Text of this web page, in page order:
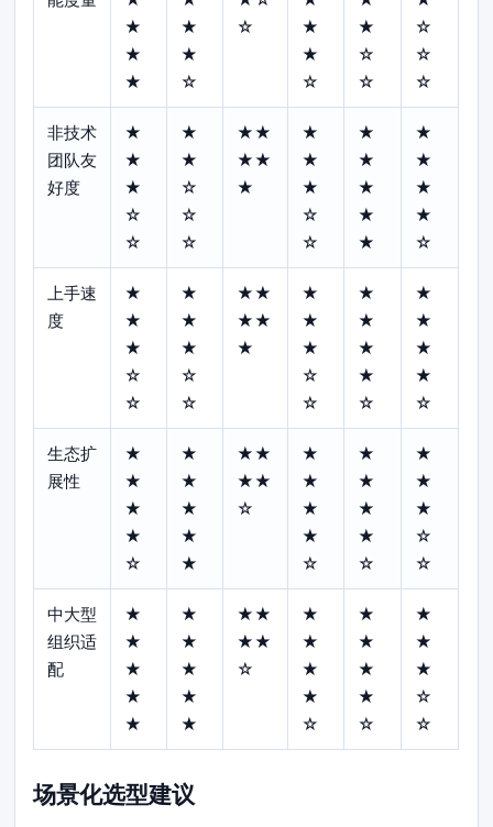
★
★
★
★
★
☆
☆
★
★
☆
★
☆
☆
☆
☆
☆
非技术
团队友
好度
★
★
★
☆
☆
★
★
☆
☆
☆
★★
★★
★
★
★
★
☆
☆
★
★
★
★
★
★
★
★
★
☆
上手速
度
★
★
★
☆
☆
★
★
★
☆
☆
★★
★★
★
★
★
★
☆
☆
★
★
★
★
☆
★
★
★
★
☆
生态扩
展性
★
★
★
★
☆
★
★
★
★
★
★★
★★
☆
★
★
★
★
☆
★
★
★
★
☆
★
★
★
☆
☆
中大型
组织适
配
★
★
★
★
★
★
★
★
★
★
★★
★★
☆
★
★
★
★
☆
★
★
★
★
☆
★
★
★
☆
☆
场景化选型建议